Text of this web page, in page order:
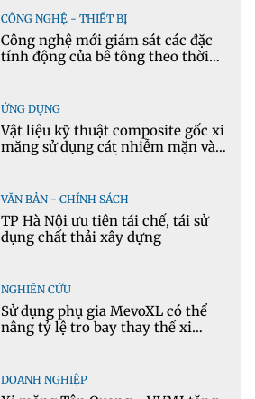
CÔNG NGHỆ - THIẾT BỊ
Công nghệ mới giám sát các đặc
tính động của bê tông theo thời
ỨNG DỤNG
Vật liệu kỹ thuật composite gốc xi
măng sử dụng cát nhiễm mặn và
VĂN BẢN - CHÍNH SÁCH
TP Hà Nội ưu tiên tái chế, tái sử
dụng chất thải xây dựng
NGHIÊN CỨU
Sử dụng phụ gia MevoXL có thể
nâng tỷ lệ tro bay thay thế xi
DOANH NGHIỆP